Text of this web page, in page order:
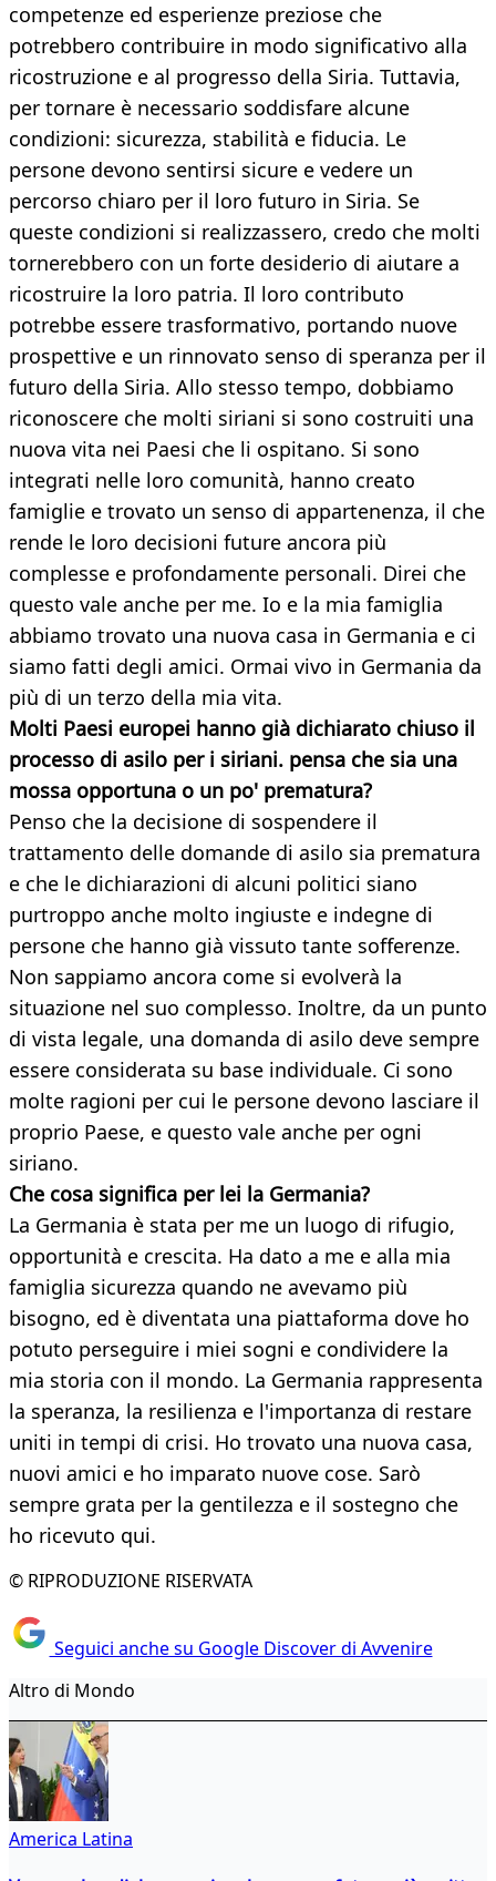
competenze ed esperienze preziose che
potrebbero contribuire in modo significativo alla
ricostruzione e al progresso della Siria. Tuttavia,
per tornare è necessario soddisfare alcune
condizioni: sicurezza, stabilità e fiducia. Le
persone devono sentirsi sicure e vedere un
percorso chiaro per il loro futuro in Siria. Se
queste condizioni si realizzassero, credo che molti
tornerebbero con un forte desiderio di aiutare a
ricostruire la loro patria. Il loro contributo
potrebbe essere trasformativo, portando nuove
prospettive e un rinnovato senso di speranza per il
futuro della Siria. Allo stesso tempo, dobbiamo
riconoscere che molti siriani si sono costruiti una
nuova vita nei Paesi che li ospitano. Si sono
integrati nelle loro comunità, hanno creato
famiglie e trovato un senso di appartenenza, il che
rende le loro decisioni future ancora più
complesse e profondamente personali. Direi che
questo vale anche per me. Io e la mia famiglia
abbiamo trovato una nuova casa in Germania e ci
siamo fatti degli amici. Ormai vivo in Germania da
più di un terzo della mia vita.
Molti Paesi europei hanno già dichiarato chiuso il
processo di asilo per i siriani. pensa che sia una
mossa opportuna o un po' prematura?
Penso che la decisione di sospendere il
trattamento delle domande di asilo sia prematura
e che le dichiarazioni di alcuni politici siano
purtroppo anche molto ingiuste e indegne di
persone che hanno già vissuto tante sofferenze.
Non sappiamo ancora come si evolverà la
situazione nel suo complesso. Inoltre, da un punto
di vista legale, una domanda di asilo deve sempre
essere considerata su base individuale. Ci sono
molte ragioni per cui le persone devono lasciare il
proprio Paese, e questo vale anche per ogni
siriano.
Che cosa significa per lei la Germania?
La Germania è stata per me un luogo di rifugio,
opportunità e crescita. Ha dato a me e alla mia
famiglia sicurezza quando ne avevamo più
bisogno, ed è diventata una piattaforma dove ho
potuto perseguire i miei sogni e condividere la
mia storia con il mondo. La Germania rappresenta
la speranza, la resilienza e l'importanza di restare
uniti in tempi di crisi. Ho trovato una nuova casa,
nuovi amici e ho imparato nuove cose. Sarò
sempre grata per la gentilezza e il sostegno che
ho ricevuto qui.
© RIPRODUZIONE RISERVATA
Seguici anche su Google Discover di Avvenire
Altro di Mondo
America Latina